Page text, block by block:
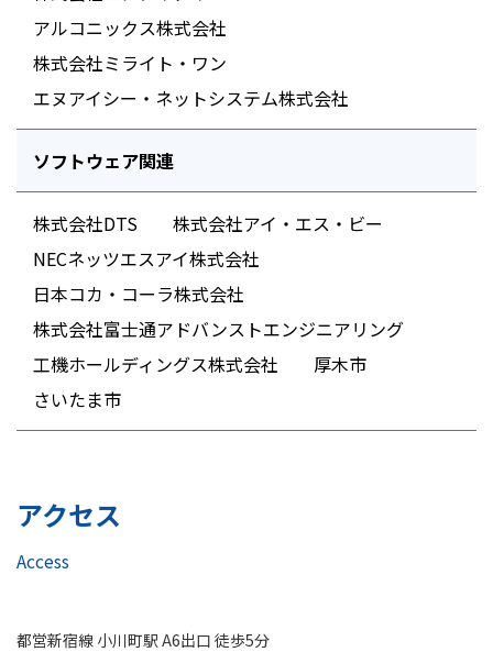
アルコニックス株式会社
株式会社ミライト・ワン
エヌアイシー・ネットシステム株式会社
ソフトウェア関連
株式会社DTS
株式会社アイ・エス・ビー
NECネッツエスアイ株式会社
日本コカ・コーラ株式会社
株式会社富士通アドバンストエンジニアリング
工機ホールディングス株式会社
厚木市
さいたま市
アクセス
Access
都営新宿線 小川町駅 A6出口 徒歩5分